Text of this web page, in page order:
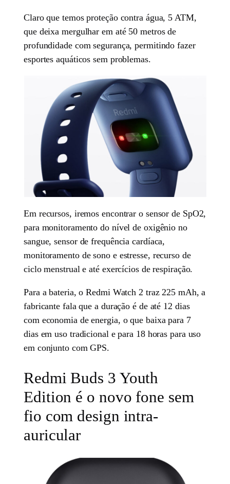
Claro que temos proteção contra água, 5 ATM,
que deixa mergulhar em até 50 metros de
profundidade com segurança, permitindo fazer
esportes aquáticos sem problemas.
Em recursos, iremos encontrar o sensor de SpO2,
para monitoramento do nível de oxigênio no
sangue, sensor de frequência cardíaca,
monitoramento de sono e estresse, recurso de
ciclo menstrual e até exercícios de respiração.
Para a bateria, o Redmi Watch 2 traz 225 mAh, a
fabricante fala que a duração é de até 12 dias
com economia de energia, o que baixa para 7
dias em uso tradicional e para 18 horas para uso
em conjunto com GPS.
Redmi Buds 3 Youth
Edition é o novo fone sem
fio com design intra-
auricular